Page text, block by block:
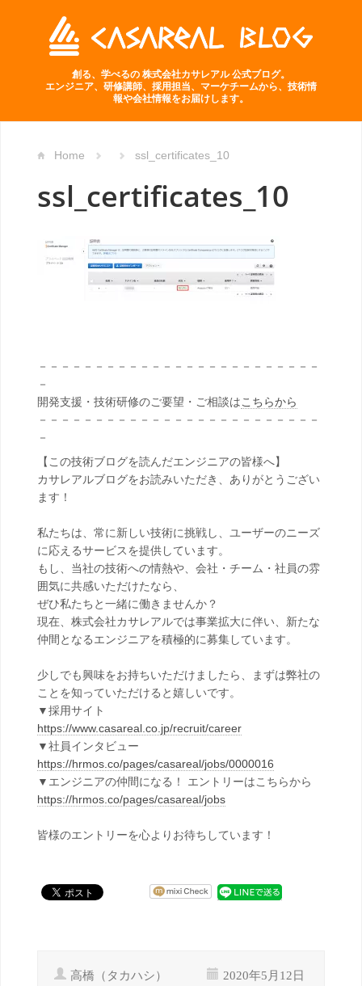
創る、学べるの 株式会社カサレアル 公式ブログ。
エンジニア、研修講師、採用担当、マーケチームから、技術情
報や会社情報をお届けします。
Home ssl_certificates_10
ssl_certificates_10
－－－－－－－－－－－－－－－－－－－－－－－－－
－
開発支援・技術研修のご要望・ご相談はこちらから
－－－－－－－－－－－－－－－－－－－－－－－－－
－
【この技術ブログを読んだエンジニアの皆様へ】
カサレアルブログをお読みいただき、ありがとうござい
ます！
私たちは、常に新しい技術に挑戦し、ユーザーのニーズ
に応えるサービスを提供しています。
もし、当社の技術への情熱や、会社・チーム・社員の雰
囲気に共感いただけたなら、
ぜひ私たちと一緒に働きませんか？
現在、株式会社カサレアルでは事業拡大に伴い、新たな
仲間となるエンジニアを積極的に募集しています。
少しでも興味をお持ちいただけましたら、まずは弊社の
ことを知っていただけると嬉しいです。
▼採用サイト
https://www.casareal.co.jp/recruit/career
▼社員インタビュー
https://hrmos.co/pages/casareal/jobs/0000016
▼エンジニアの仲間になる！ エントリーはこちらから
https://hrmos.co/pages/casareal/jobs
皆様のエントリーを心よりお待ちしています！
高橋（タカハシ） 2020年5月12日